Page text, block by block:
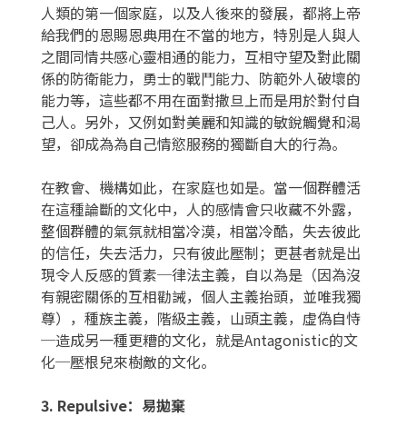
人類的第一個家庭，以及人後來的發展，都將上帝
給我們的恩賜恩典用在不當的地方，特別是人與人
之間同情共感心靈相通的能力，互相守望及對此關
係的防衛能力，勇士的戰鬥能力、防範外人破壞的
能力等，這些都不用在面對撒旦上而是用於對付自
己人。另外，又例如對美麗和知識的敏銳觸覺和渴
望，卻成為為自己情慾服務的獨斷自大的行為。
在教會、機構如此，在家庭也如是。當一個群體活
在這種論斷的文化中，人的感情會只收藏不外露，
整個群體的氣氛就相當冷漠，相當冷酷，失去彼此
的信任，失去活力，只有彼此壓制；更甚者就是出
現令人反感的質素─律法主義，自以為是（因為沒
有親密關係的互相勸誡，個人主義抬頭，並唯我獨
尊），種族主義，階級主義，山頭主義，虛偽自恃
─造成另一種更糟的文化，就是Antagonistic的文
化─壓根兒來樹敵的文化。
3. Repulsive：易拋棄